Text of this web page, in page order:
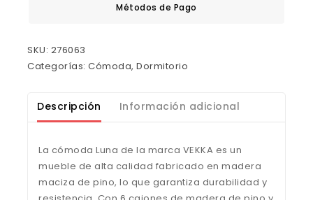
Métodos de Pago
SKU: 276063
Categorías: Cómoda, Dormitorio
Descripción Información adicional
La cómoda Luna de la marca VEKKA es un
mueble de alta calidad fabricado en madera
maciza de pino, lo que garantiza durabilidad y